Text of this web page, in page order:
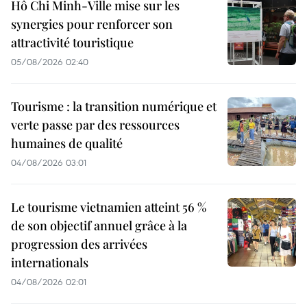
Hô Chi Minh-Ville mise sur les
synergies pour renforcer son
attractivité touristique
05/08/2026 02:40
Tourisme : la transition numérique et
verte passe par des ressources
humaines de qualité
04/08/2026 03:01
Le tourisme vietnamien atteint 56 %
de son objectif annuel grâce à la
progression des arrivées
internationals
04/08/2026 02:01